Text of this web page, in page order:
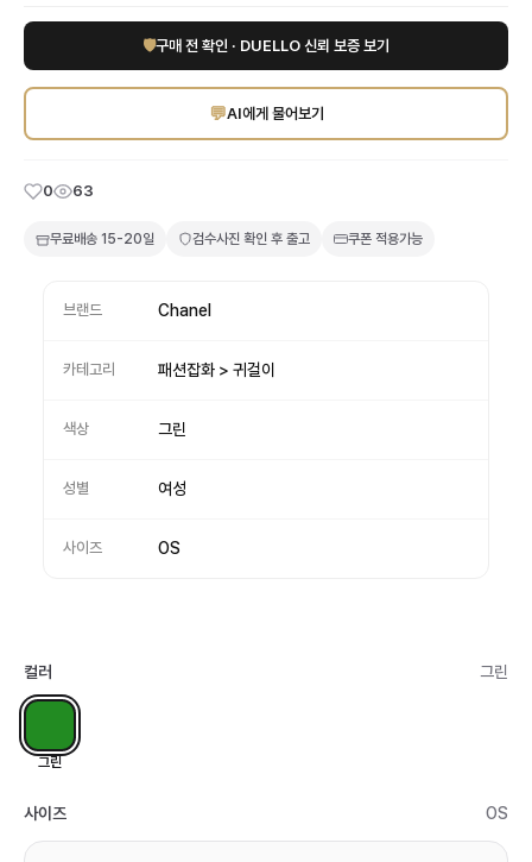
🛡구매 전 확인 · DUELLO 신뢰 보증 보기
💬AI에게 물어보기
0 63
무료배송 15-20일 검수사진 확인 후 출고 쿠폰 적용가능
브랜드 Chanel
카테고리 패션잡화 > 귀걸이
색상 그린
성별 여성
사이즈 OS
컬러 그린
그린
사이즈 OS